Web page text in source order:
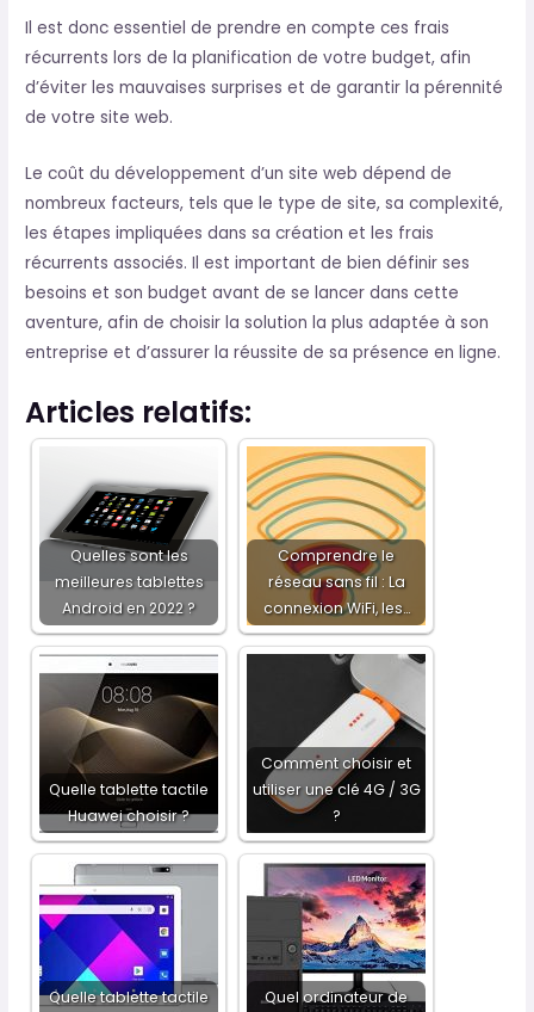
Il est donc essentiel de prendre en compte ces frais
récurrents lors de la planification de votre budget, afin
d’éviter les mauvaises surprises et de garantir la pérennité
de votre site web.
Le coût du développement d’un site web dépend de
nombreux facteurs, tels que le type de site, sa complexité,
les étapes impliquées dans sa création et les frais
récurrents associés. Il est important de bien définir ses
besoins et son budget avant de se lancer dans cette
aventure, afin de choisir la solution la plus adaptée à son
entreprise et d’assurer la réussite de sa présence en ligne.
Articles relatifs:
Quelles sont les
meilleures tablettes
Android en 2022 ?
Comprendre le
réseau sans fil : La
connexion WiFi, les…
Quelle tablette tactile
Huawei choisir ?
Comment choisir et
utiliser une clé 4G / 3G
?
Quelle tablette tactile
Quel ordinateur de